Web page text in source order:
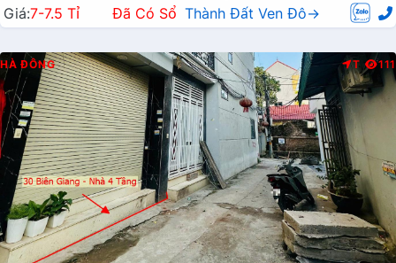
Giá:7-7.5 Tỉ Đã Có Sổ Thành Đất Ven Đô→
HÀ ĐÔNG T 111